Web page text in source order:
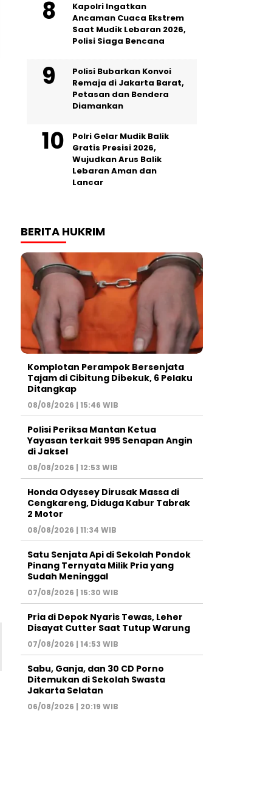
Kapolri Ingatkan
Ancaman Cuaca Ekstrem
Saat Mudik Lebaran 2026,
Polisi Siaga Bencana
Polisi Bubarkan Konvoi
Remaja di Jakarta Barat,
Petasan dan Bendera
Diamankan
Polri Gelar Mudik Balik
Gratis Presisi 2026,
Wujudkan Arus Balik
Lebaran Aman dan
Lancar
BERITA HUKRIM
Komplotan Perampok Bersenjata
Tajam di Cibitung Dibekuk, 6 Pelaku
Ditangkap
08/08/2026 | 15:46 WIB
Polisi Periksa Mantan Ketua
Yayasan terkait 995 Senapan Angin
di Jaksel
08/08/2026 | 12:53 WIB
Honda Odyssey Dirusak Massa di
Cengkareng, Diduga Kabur Tabrak
2 Motor
08/08/2026 | 11:34 WIB
Satu Senjata Api di Sekolah Pondok
Pinang Ternyata Milik Pria yang
Sudah Meninggal
07/08/2026 | 15:30 WIB
Pria di Depok Nyaris Tewas, Leher
Disayat Cutter Saat Tutup Warung
07/08/2026 | 14:53 WIB
Sabu, Ganja, dan 30 CD Porno
Ditemukan di Sekolah Swasta
Jakarta Selatan
06/08/2026 | 20:19 WIB